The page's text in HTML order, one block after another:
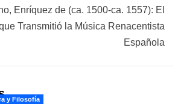
Enríquez de (ca. 1500-ca. 1557): El
Transmitió la Música Renacentista
Española
y Filosofía